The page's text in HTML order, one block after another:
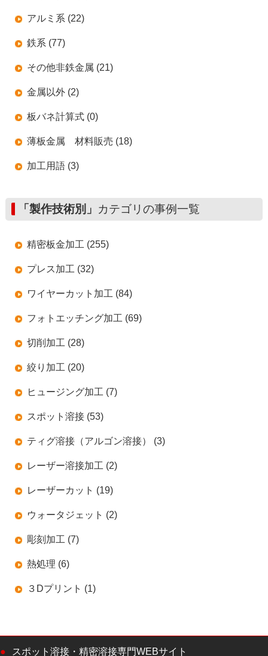
アルミ系 (22)
鉄系 (77)
その他非鉄金属 (21)
金属以外 (2)
板バネ計算式 (0)
薄板金属 材料販売 (18)
加工用語 (3)
「製作技術別」 カテゴリの事例一覧
精密板金加工 (255)
プレス加工 (32)
ワイヤーカット加工 (84)
フォトエッチング加工 (69)
切削加工 (28)
絞り加工 (20)
ヒュージング加工 (7)
スポット溶接 (53)
ティグ溶接（アルゴン溶接） (3)
レーザー溶接加工 (2)
レーザーカット (19)
ウォータジェット (2)
彫刻加工 (7)
熱処理 (6)
３Dプリント (1)
スポット溶接・精密溶接専門WEBサイト